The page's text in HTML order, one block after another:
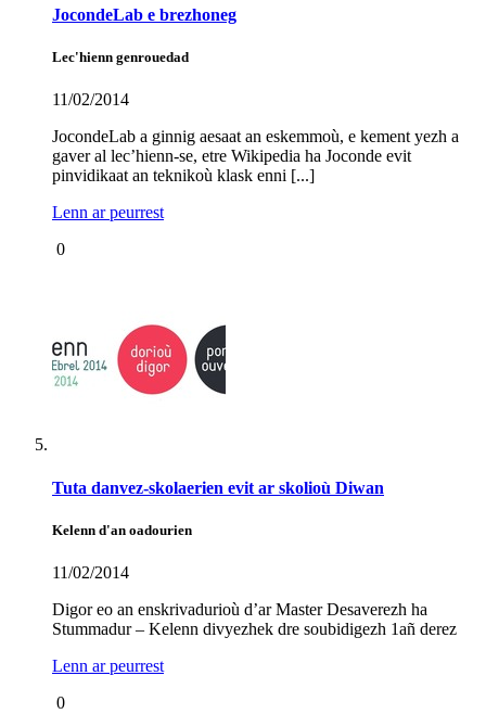
JocondeLab e brezhoneg
Lec'hienn genrouedad
11/02/2014
JocondeLab a ginnig aesaat an eskemmoù, e kement yezh a
gaver al lec’hienn-se, etre Wikipedia ha Joconde evit
pinvidikaat an teknikoù klask enni [...]
Lenn ar peurrest
0
Tuta danvez-skolaerien evit ar skolioù Diwan
Kelenn d'an oadourien
11/02/2014
Digor eo an enskrivadurioù d’ar Master Desaverezh ha
Stummadur – Kelenn divyezhek dre soubidigezh 1añ derez
Lenn ar peurrest
0